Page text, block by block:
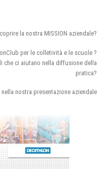
la nostra MISSION aziendale?
per le colletività e le scuole ?
che ci aiutano nella diffusione della
pratica?
nostra presentazione aziendale